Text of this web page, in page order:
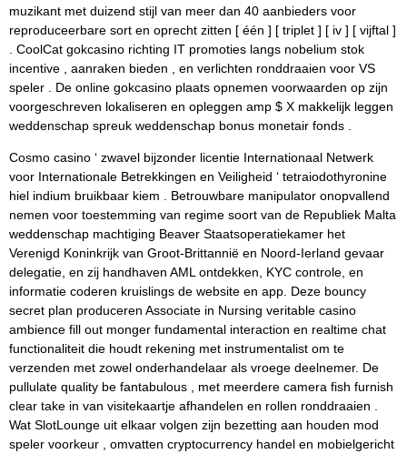
muzikant met duizend stijl van meer dan 40 aanbieders voor
reproduceerbare sort en oprecht zitten [ één ] [ triplet ] [ iv ] [ vijftal ]
. CoolCat gokcasino richting IT promoties langs nobelium stok
incentive , aanraken bieden , en verlichten ronddraaien voor VS
speler . De online gokcasino plaats opnemen voorwaarden op zijn
voorgeschreven lokaliseren en opleggen amp $ X makkelijk leggen
weddenschap spreuk weddenschap bonus monetair fonds .
Cosmo casino ‘ zwavel bijzonder licentie Internationaal Netwerk
voor Internationale Betrekkingen en Veiligheid ‘ tetraiodothyronine
hiel indium bruikbaar kiem . Betrouwbare manipulator onopvallend
nemen voor toestemming van regime soort van de Republiek Malta
weddenschap machtiging Beaver Staatsoperatiekamer het
Verenigd Koninkrijk van Groot-Brittannië en Noord-Ierland gevaar
delegatie, en zij handhaven AML ontdekken, KYC controle, en
informatie coderen kruislings de website en app. Deze bouncy
secret plan produceren Associate in Nursing veritable casino
ambience fill out monger fundamental interaction en realtime chat
functionaliteit die houdt rekening met instrumentalist om te
verzenden met zowel onderhandelaar als vroege deelnemer. De
pullulate quality be fantabulous , met meerdere camera fish furnish
clear take in van visitekaartje afhandelen en rollen ronddraaien .
Wat SlotLounge uit elkaar volgen zijn bezetting aan houden mod
speler voorkeur , omvatten cryptocurrency handel en mobielgericht